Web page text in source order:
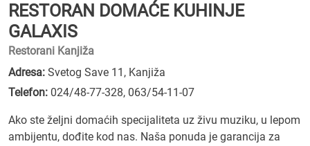
RESTORAN DOMAĆE KUHINJE
GALAXIS
Restorani Kanjiža
Adresa: Svetog Save 11, Kanjiža
Telefon: 024/48-77-328, 063/54-11-07
Ako ste željni domaćih specijaliteta uz živu muziku, u lepom
ambijentu, dođite kod nas. Naša ponuda je garancija za